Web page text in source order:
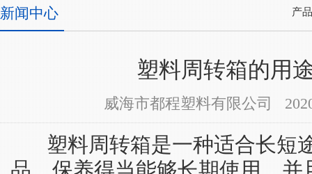
新闻中心 产
塑料周转箱的用
威海市都程塑料有限公司
塑料周转箱是一种适合长短